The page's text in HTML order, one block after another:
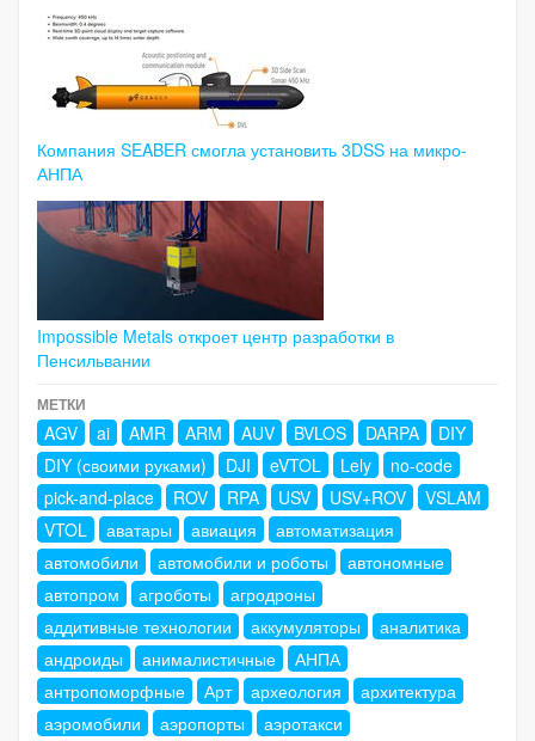
Компания SEABER смогла установить 3DSS на микро-
АНПА
Impossible Metals откроет центр разработки в
Пенсильвании
МЕТКИ
AGV ai AMR ARM AUV BVLOS DARPA
DIY
DIY (своими руками)
DJI eVTOL Lely
no-code
pick-and-place
ROV RPA USV USV+ROV
VSLAM
VTOL
аватары авиация
автоматизация
автомобили
автомобили и роботы
автономные
автопром
агроботы
агродроны
аддитивные технологии
аккумуляторы
аналитика
андроиды
анималистичные
АНПА
антропоморфные
Арт археология
архитектура
аэромобили
аэропорты
аэротакси